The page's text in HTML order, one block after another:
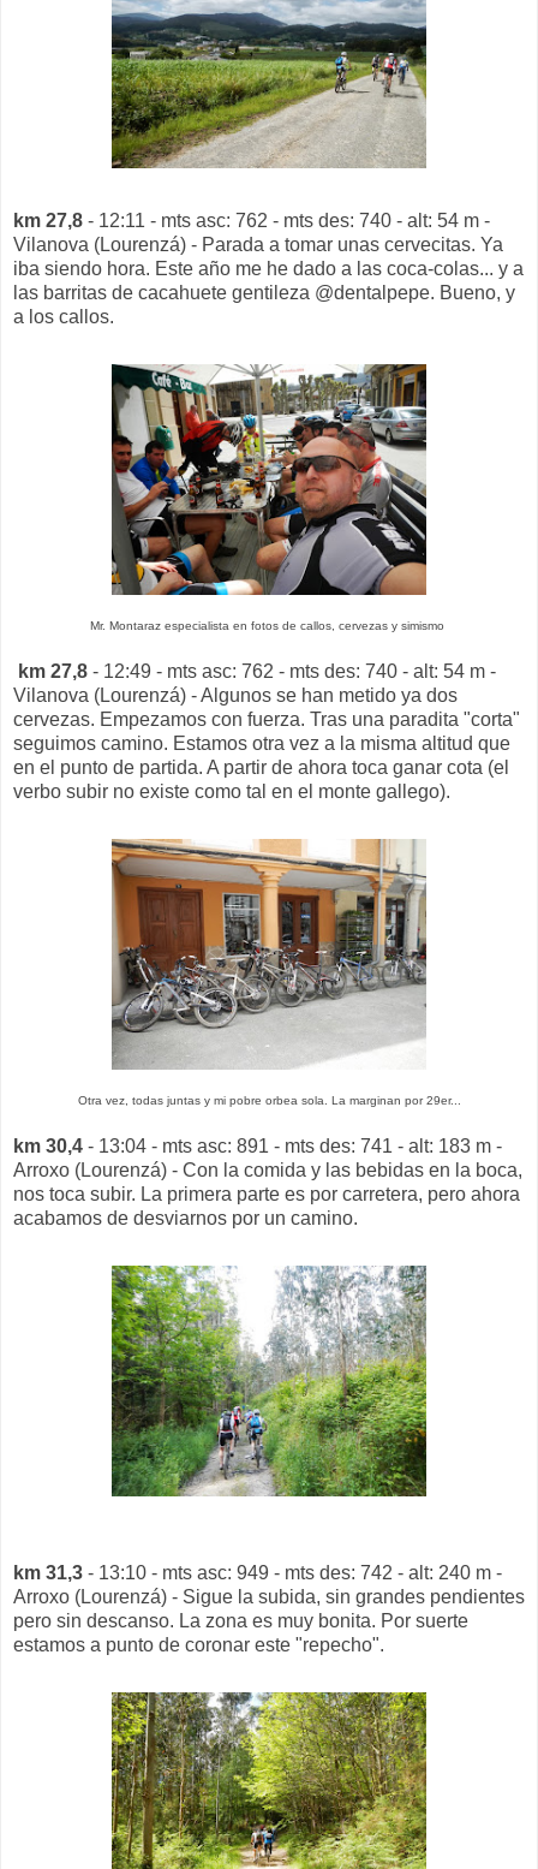
km 27,8 - 12:11 - mts asc: 762 - mts des: 740 - alt: 54 m -
Vilanova (Lourenzá) - Parada a tomar unas cervecitas. Ya
iba siendo hora. Este año me he dado a las coca-colas... y a
las barritas de cacahuete gentileza @dentalpepe. Bueno, y
a los callos.
Mr. Montaraz especialista en fotos de callos, cervezas y simismo
km 27,8 - 12:49 - mts asc: 762 - mts des: 740 - alt: 54 m -
Vilanova (Lourenzá) - Algunos se han metido ya dos
cervezas. Empezamos con fuerza. Tras una paradita "corta"
seguimos camino. Estamos otra vez a la misma altitud que
en el punto de partida. A partir de ahora toca ganar cota (el
verbo subir no existe como tal en el monte gallego).
Otra vez, todas juntas y mi pobre orbea sola. La marginan por 29er...
km 30,4 - 13:04 - mts asc: 891 - mts des: 741 - alt: 183 m -
Arroxo (Lourenzá) - Con la comida y las bebidas en la boca,
nos toca subir. La primera parte es por carretera, pero ahora
acabamos de desviarnos por un camino.
km 31,3 - 13:10 - mts asc: 949 - mts des: 742 - alt: 240 m -
Arroxo (Lourenzá) - Sigue la subida, sin grandes pendientes
pero sin descanso. La zona es muy bonita. Por suerte
estamos a punto de coronar este "repecho".